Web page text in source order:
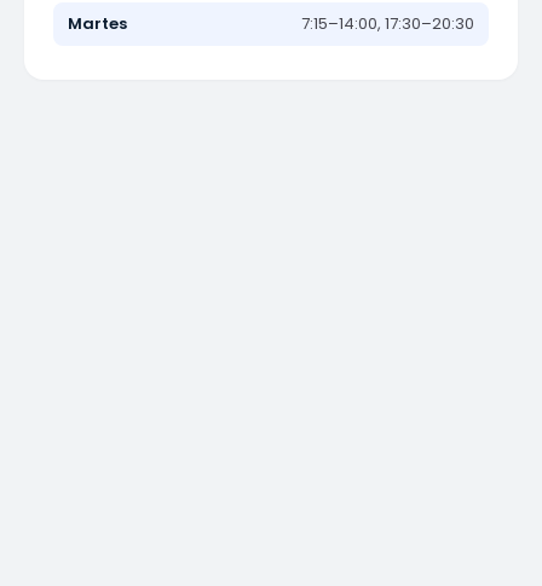
Martes 7:15–14:00, 17:30–20:30